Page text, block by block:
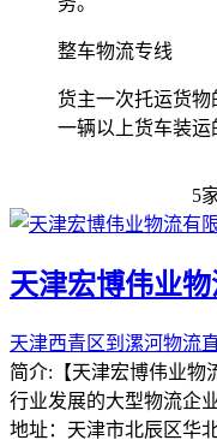
整车物流专线
货主一次托运货
一辆以上货车装运
5
天津宏博伟业
天津西青区到漯河物流
简介:【天津宏博伟业物
行业发展的大型物流企
地址：天津市北辰区华